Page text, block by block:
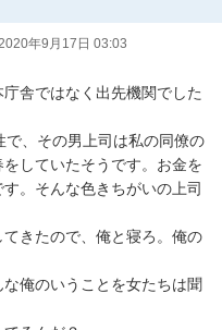
年9月17日 03:03
舎ではなく出先機関でした
、その男上司は私の同僚の
していたそうです。お金を
。そんな色きちがいの上司
きたので、俺と寝ろ。俺の
俺のいうことを女たちは聞